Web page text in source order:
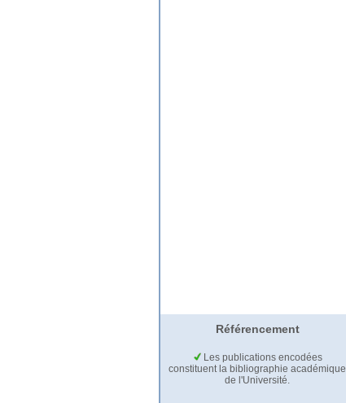
Référencement
Les publications encodées
constituent la bibliographie académique
de l'Université.